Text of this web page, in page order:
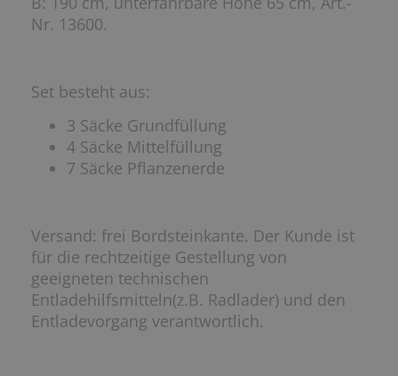
Nr. 13600.
Set besteht aus:
3 Säcke Grundfüllung
4 Säcke Mittelfüllung
7 Säcke Pflanzenerde
Versand: frei Bordsteinkante. Der Kunde ist
für die rechtzeitige Gestellung von
geeigneten technischen
Entladehilfsmitteln(z.B. Radlader) und den
Entladevorgang verantwortlich.